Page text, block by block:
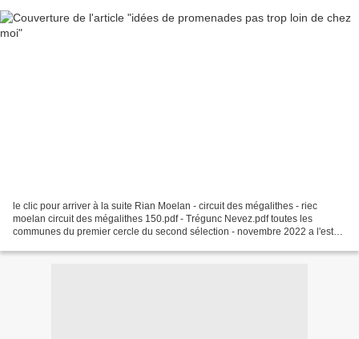
le clic pour arriver à la suite Rian Moelan - circuit des mégalithes - riec
moelan circuit des mégalithes 150.pdf - Trégunc Nevez.pdf toutes les
communes du premier cercle du second sélection - novembre 2022 a l'est